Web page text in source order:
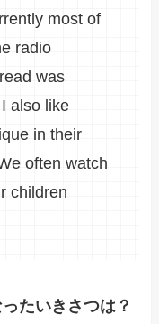
most of
radio
was
also like
in their
often watch
children
たいきさつは？